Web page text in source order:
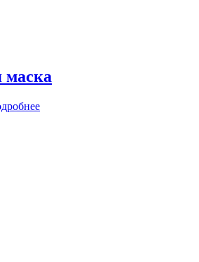
маска